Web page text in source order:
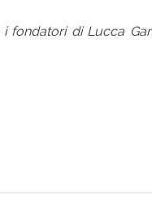
di Lucca